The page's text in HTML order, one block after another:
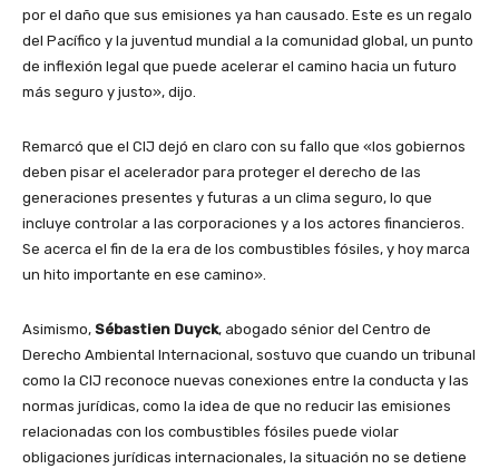
por el daño que sus emisiones ya han causado. Este es un regalo
del Pacífico y la juventud mundial a la comunidad global, un punto
de inflexión legal que puede acelerar el camino hacia un futuro
más seguro y justo», dijo.
Remarcó que el CIJ dejó en claro con su fallo que «los gobiernos
deben pisar el acelerador para proteger el derecho de las
generaciones presentes y futuras a un clima seguro, lo que
incluye controlar a las corporaciones y a los actores financieros.
Se acerca el fin de la era de los combustibles fósiles, y hoy marca
un hito importante en ese camino».
Asimismo, Sébastien Duyck, abogado sénior del Centro de
Derecho Ambiental Internacional, sostuvo que cuando un tribunal
como la CIJ reconoce nuevas conexiones entre la conducta y las
normas jurídicas, como la idea de que no reducir las emisiones
relacionadas con los combustibles fósiles puede violar
obligaciones jurídicas internacionales, la situación no se detiene